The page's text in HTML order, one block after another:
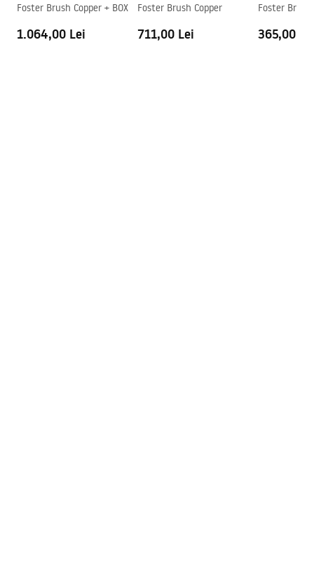
Foster Brush Copper + BOX
1.064,00 Lei
Foster Brush Copper
711,00 Lei
Foster Brush
365,00